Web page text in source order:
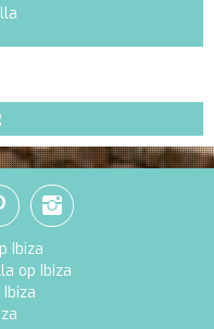
Ibiza
op Ibiza